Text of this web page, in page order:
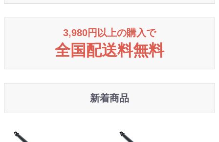
3,980円以上の購入で
全国配送料無料
新着商品